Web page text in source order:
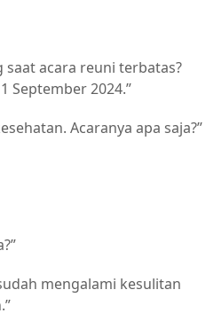
saat acara reuni terbatas?
September 2024.”
Acaranya apa saja?”
mengalami kesulitan